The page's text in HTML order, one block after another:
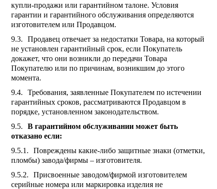
купли-продажи или гарантийном талоне. Условия
гарантии и гарантийного обслуживания определяются
изготовителем или Продавцом.
Продавец отвечает за недостатки Товара, на который
не установлен гарантийный срок, если Покупатель
докажет, что они возникли до передачи Товара
Покупателю или по причинам, возникшим до этого
момента.
Требования, заявленные Покупателем по истечении
гарантийных сроков, рассматриваются Продавцом в
порядке, установленном законодательством.
В гарантийном обслуживании может быть
отказано если:
Повреждены какие-либо защитные знаки (отметки,
пломбы) завода/фирмы – изготовителя.
Присвоенные заводом/фирмой изготовителем
серийные номера или маркировка изделия не